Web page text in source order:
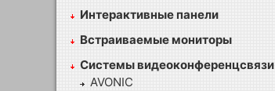
Интерактивные панели
Встраиваемые мониторы
Системы видеоконференцсвязи
AVONIC